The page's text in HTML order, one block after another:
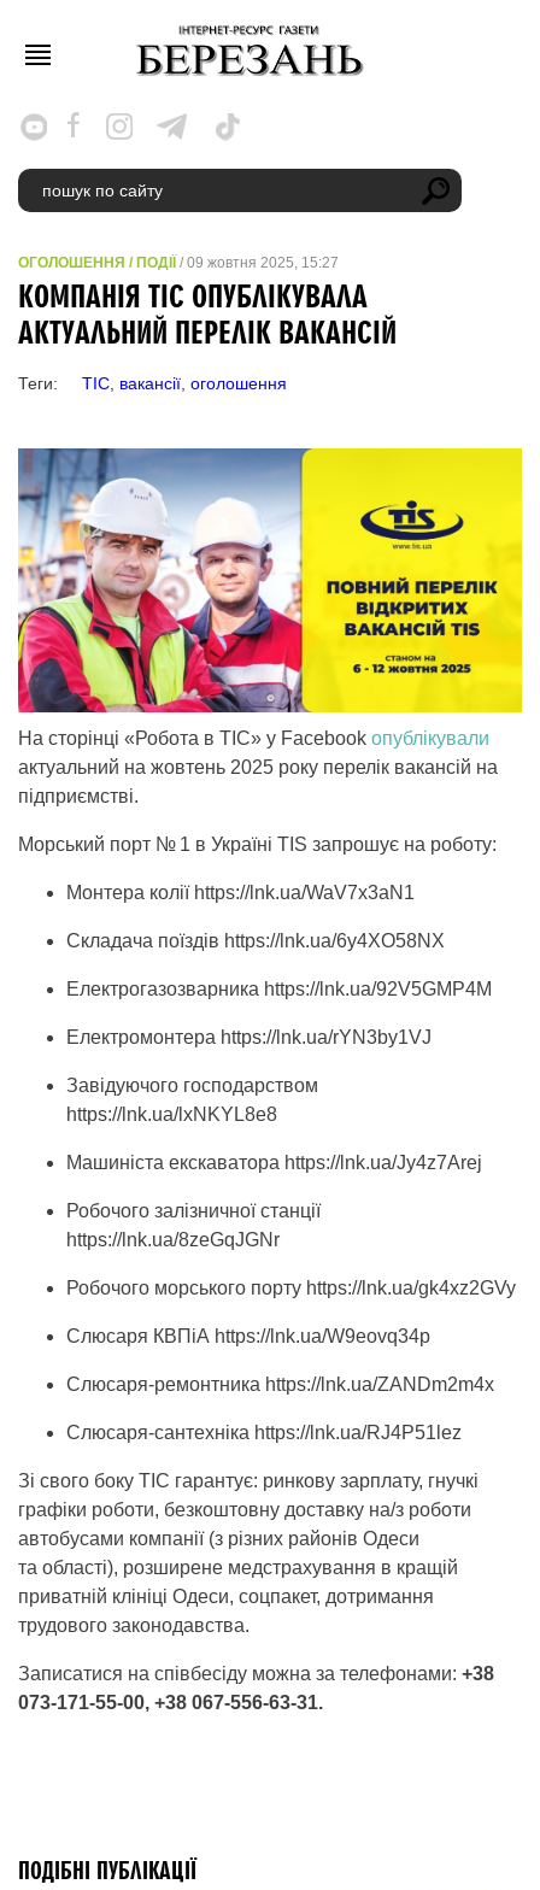
ОГОЛОШЕННЯ / ПОДІЇ / 09 жовтня 2025, 15:27
КОМПАНІЯ ТІС ОПУБЛІКУВАЛА
АКТУАЛЬНИЙ ПЕРЕЛІК ВАКАНСІЙ
Теги: ТІС вакансії оголошення
На сторінці «Робота в ТІС» у Facebook опублікували
актуальний на жовтень 2025 року перелік вакансій на
підприємстві.
Морський порт № 1 в Україні TIS запрошує на роботу:
Монтера колії https://lnk.ua/WaV7x3aN1
Складача поїздів https://lnk.ua/6y4XO58NX
Електрогазозварника https://lnk.ua/92V5GMP4M
Електромонтера https://lnk.ua/rYN3by1VJ
Завідуючого господарством
https://lnk.ua/lxNKYL8e8
Машиніста екскаватора https://lnk.ua/Jy4z7Arej
Робочого залізничної станції
https://lnk.ua/8zeGqJGNr
Робочого морського порту https://lnk.ua/gk4xz2GVy
Слюсаря КВПіА https://lnk.ua/W9eovq34p
Слюсаря-ремонтника https://lnk.ua/ZANDm2m4x
Слюсаря-сантехніка https://lnk.ua/RJ4P51lez
Зі свого боку ТІС гарантує: ринкову зарплату, гнучкі
графіки роботи, безкоштовну доставку на/з роботи
автобусами компанії (з різних районів Одеси
та області), розширене медстрахування в кращій
приватній клініці Одеси, соцпакет, дотримання
трудового законодавства.
Записатися на співбесіду можна за телефонами: +38
073-171-55-00, +38 067-556-63-31.
ПОДІБНІ ПУБЛІКАЦІЇ